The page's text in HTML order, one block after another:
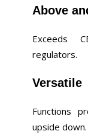
Above
Exceeds
regulators.
Versatile
Functions
upside down.